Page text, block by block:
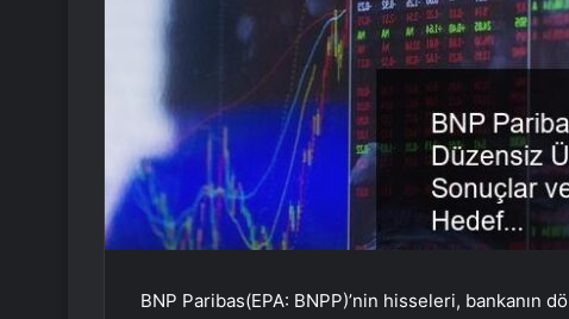
BNP Paribas(EPA: BNPP)’nin hisseleri, bankanın